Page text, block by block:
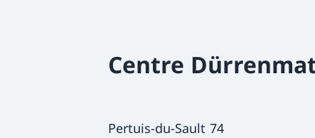
Centre
Pertuis-du-Sault 74